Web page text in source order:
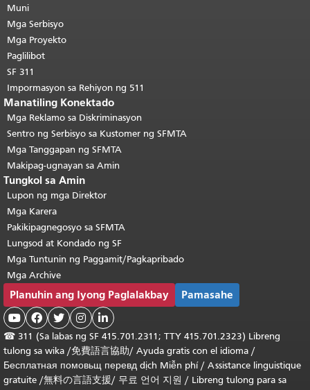
pahina.
pahinang ito ay nauulit sa bawat
pahina.Bumalik sa tuktok ng
pangunahing nilalaman
Muni
Mga Serbisyo
Mga Proyekto
Paglilibot
SF 311
Impormasyon sa Rehiyon ng 511
Manatiling Konektado
Mga Reklamo sa Diskriminasyon
Sentro ng Serbisyo sa Kustomer ng SFMTA
Mga Tanggapan ng SFMTA
Makipag-ugnayan sa Amin
Tungkol sa Amin
Lupon ng mga Direktor
Mga Karera
Pakikipagnegosyo sa SFMTA
Lungsod at Kondado ng SF
Mga Tuntunin ng Paggamit/Pagkapribado
Mga Archive
Planuhin ang Iyong Paglalakbay Pamasahe
    
☎ 311 (Sa labas ng SF 415.701.2311; TTY 415.701.2323) Libreng
tulong sa wika /免費語言協助/ Ayuda gratis con el idioma /
Бесплатная помовьщ перевд dịch Miễn phí/ Assistance linguistique
gratuite /無料の言語支援/ 무료 언어 지원 / Libreng tulong para sa